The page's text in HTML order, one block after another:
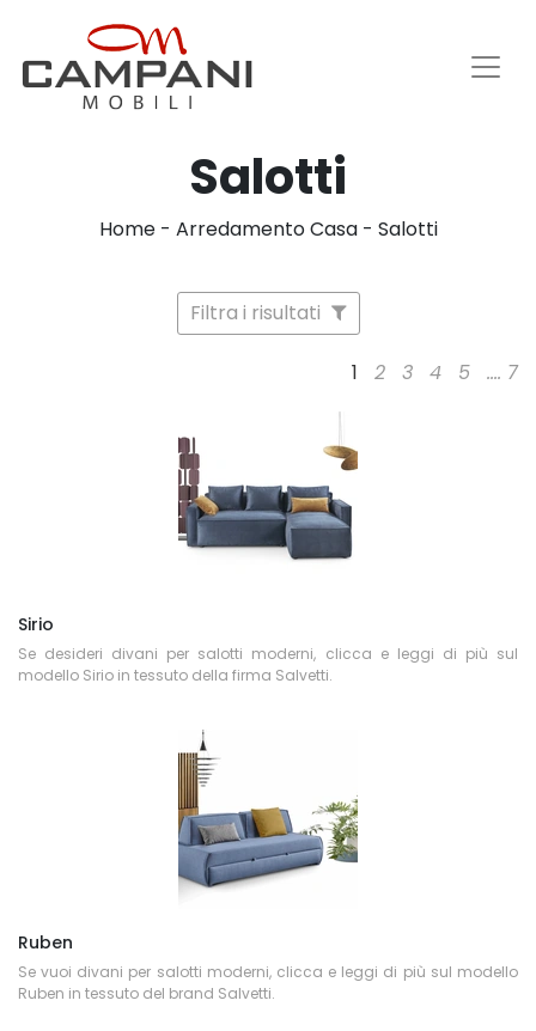
Salotti
Home- Arredamento Casa - Salotti
Filtra i risultati
1 2 3 4 5 .... 7
Sirio
Se desideri divani per salotti moderni, clicca e leggi di più sul
modello Sirio in tessuto della firma Salvetti.
Ruben
Se vuoi divani per salotti moderni, clicca e leggi di più sul modello
Ruben in tessuto del brand Salvetti.